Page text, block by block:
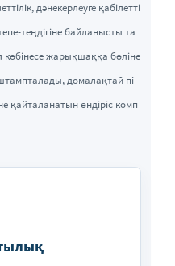
дәнекерлеуге қабілетті
теңдігіне байланысты та
жарықшаққа бөліне
домалақтай пі
қайталанатын өндіріс комп